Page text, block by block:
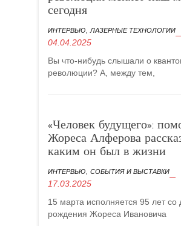
сегодня
ИНТЕРВЬЮ ЛАЗЕРНЫЕ ТЕХНОЛОГИИ
04.04.2025
Вы что-нибудь слышали о
революции? А, между тем,
«Человек будущего»:
Жореса Алферова
каким он был в жизни
ИНТЕРВЬЮ СОБЫТИЯ И ВЫСТАВКИ
17.03.2025
15 марта исполняется 95 лет со
рождения Жореса Ивановича